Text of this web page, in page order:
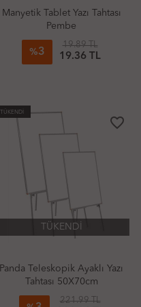
Manyetik Tablet Yazı Tahtası
Pembe
%3
19.89 TL
19.36 TL
TÜKENDİ
favorite_border
TÜKENDİ
Panda Teleskopik Ayaklı Yazı
Tahtası 50X70cm
221.99 TL